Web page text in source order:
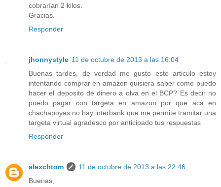
cobrarían 2 kilos.
Gracias.
Responder
jhonnystyle 11 de octubre de 2013 a las 16:04
Buenas tardes, de verdad me gusto este articulo estoy
intentando comprar en amazon quisiera saber como puedo
hacer el deposito de dinero a olva en el BCP? Es decir no
puedo pagar con targeta en amazon por que aca en
chachapoyas no hay interbank que me permite tramitar una
targeta virtual agradesco por anticipado tus respuestas
Responder
alexchtom
11 de octubre de 2013 a las 22:46
Buenas,